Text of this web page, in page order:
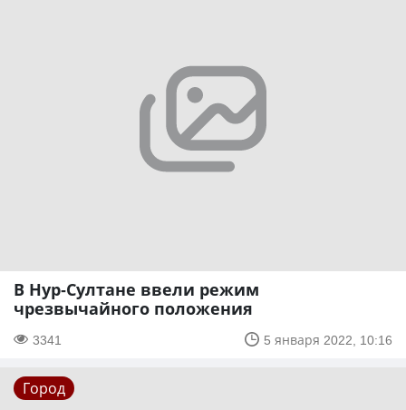
В Нур-Султане ввели режим
чрезвычайного положения
3341 5 января 2022, 10:16
Город